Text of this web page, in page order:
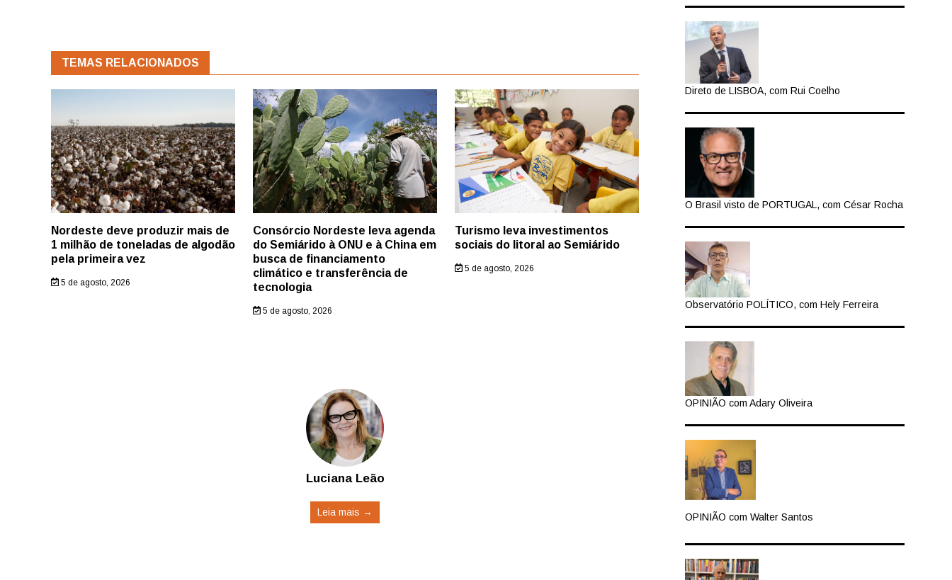
TEMAS RELACIONADOS
Nordeste deve produzir mais de
1 milhão de toneladas de algodão
pela primeira vez
5 de agosto, 2026
Consórcio Nordeste leva agenda
do Semiárido à ONU e à China em
busca de financiamento
climático e transferência de
tecnologia
5 de agosto, 2026
Turismo leva investimentos
sociais do litoral ao Semiárido
5 de agosto, 2026
Luciana Leão
Leia mais →
Direto de LISBOA, com Rui Coelho
O Brasil visto de PORTUGAL, com César Rocha
Observatório POLÍTICO, com Hely Ferreira
OPINIÃO com Adary Oliveira
OPINIÃO com Walter Santos